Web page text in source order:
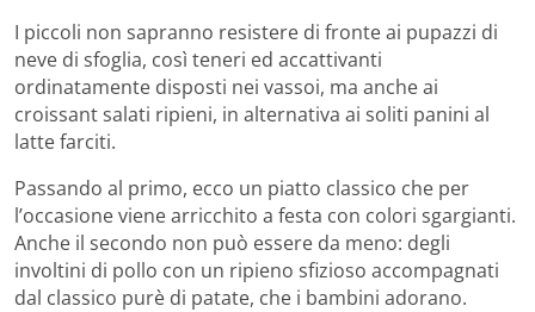
I piccoli non sapranno resistere di fronte ai pupazzi di
neve di sfoglia, così teneri ed accattivanti
ordinatamente disposti nei vassoi, ma anche ai
croissant salati ripieni, in alternativa ai soliti panini al
latte farciti.
Passando al primo, ecco un piatto classico che per
l’occasione viene arricchito a festa con colori sgargianti.
Anche il secondo non può essere da meno: degli
involtini di pollo con un ripieno sfizioso accompagnati
dal classico purè di patate, che i bambini adorano.